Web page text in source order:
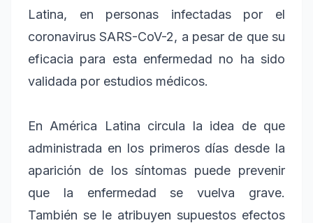
Latina, en personas infectadas por el
coronavirus SARS-CoV-2, a pesar de que su
eficacia para esta enfermedad no ha sido
validada por estudios médicos.
En América Latina circula la idea de que
administrada en los primeros días desde la
aparición de los síntomas puede prevenir
que la enfermedad se vuelva grave.
También se le atribuyen supuestos efectos